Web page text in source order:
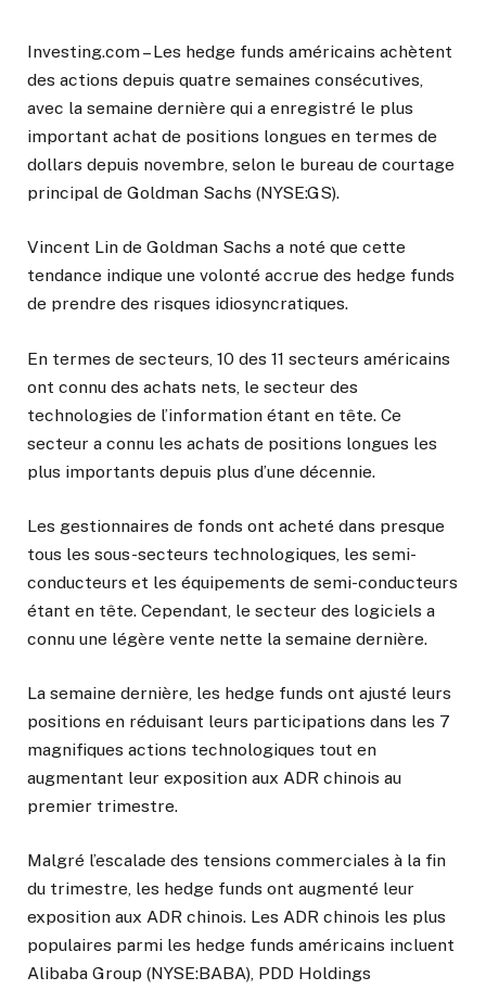
Investing.com – Les hedge funds américains achètent
des actions depuis quatre semaines consécutives,
avec la semaine dernière qui a enregistré le plus
important achat de positions longues en termes de
dollars depuis novembre, selon le bureau de courtage
principal de Goldman Sachs (NYSE:GS).
Vincent Lin de Goldman Sachs a noté que cette
tendance indique une volonté accrue des hedge funds
de prendre des risques idiosyncratiques.
En termes de secteurs, 10 des 11 secteurs américains
ont connu des achats nets, le secteur des
technologies de l’information étant en tête. Ce
secteur a connu les achats de positions longues les
plus importants depuis plus d’une décennie.
Les gestionnaires de fonds ont acheté dans presque
tous les sous-secteurs technologiques, les semi-
conducteurs et les équipements de semi-conducteurs
étant en tête. Cependant, le secteur des logiciels a
connu une légère vente nette la semaine dernière.
La semaine dernière, les hedge funds ont ajusté leurs
positions en réduisant leurs participations dans les 7
magnifiques actions technologiques tout en
augmentant leur exposition aux ADR chinois au
premier trimestre.
Malgré l’escalade des tensions commerciales à la fin
du trimestre, les hedge funds ont augmenté leur
exposition aux ADR chinois. Les ADR chinois les plus
populaires parmi les hedge funds américains incluent
Alibaba Group (NYSE:BABA), PDD Holdings